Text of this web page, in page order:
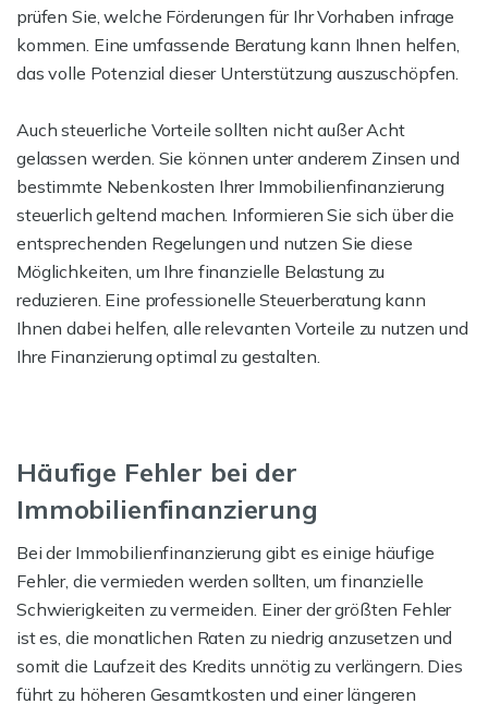
prüfen Sie, welche Förderungen für Ihr Vorhaben infrage
kommen. Eine umfassende Beratung kann Ihnen helfen,
das volle Potenzial dieser Unterstützung auszuschöpfen.
Auch steuerliche Vorteile sollten nicht außer Acht
gelassen werden. Sie können unter anderem Zinsen und
bestimmte Nebenkosten Ihrer Immobilienfinanzierung
steuerlich geltend machen. Informieren Sie sich über die
entsprechenden Regelungen und nutzen Sie diese
Möglichkeiten, um Ihre finanzielle Belastung zu
reduzieren. Eine professionelle Steuerberatung kann
Ihnen dabei helfen, alle relevanten Vorteile zu nutzen und
Ihre Finanzierung optimal zu gestalten.
Häufige Fehler bei der
Immobilienfinanzierung
Bei der Immobilienfinanzierung gibt es einige häufige
Fehler, die vermieden werden sollten, um finanzielle
Schwierigkeiten zu vermeiden. Einer der größten Fehler
ist es, die monatlichen Raten zu niedrig anzusetzen und
somit die Laufzeit des Kredits unnötig zu verlängern. Dies
führt zu höheren Gesamtkosten und einer längeren